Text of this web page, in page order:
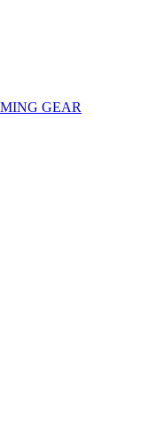
GEAR